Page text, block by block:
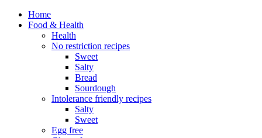
Home
Food & Health
Health
No restriction recipes
Sweet
Salty
Bread
Sourdough
Intolerance friendly recipes
Salty
Sweet
Egg free